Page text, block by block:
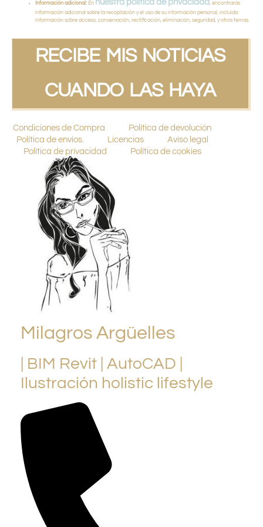
Milagros Argüelles
| BIM Revit | AutoCAD |
Ilustración holistic lifestyle
Información adicional: En nuestra política de privacidad , encontrarás
información adicional sobre la recopilación y el uso de su información personal, incluida
información sobre acceso, conservación, rectificación, eliminación, seguridad, y otros temas.
RECIBE MIS NOTICIAS
CUANDO LAS HAYA
Condiciones de Compra
Política de devolución
Política de envíos.
Licencias
Aviso legal
Política de privacidad
Política de cookies